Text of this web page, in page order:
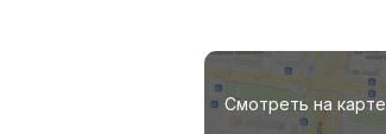
Смотреть на карте